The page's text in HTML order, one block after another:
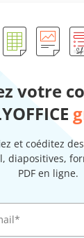
votre
et coéditez
diapositives,
PDF en ligne.